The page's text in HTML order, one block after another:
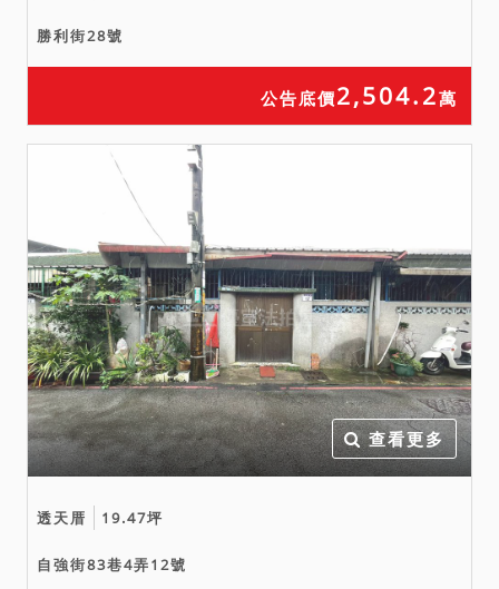
勝利街28號
公告底價2,504.2萬
查看更多
透天厝 19.47坪
自強街83巷4弄12號